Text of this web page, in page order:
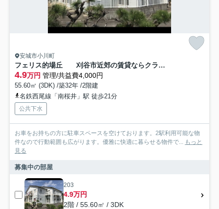
安城市小川町
フェリス的場丘 刈谷市近郊の賃貸ならクラスホーム刈谷店
4.9万円 管理/共益費4,000円
55.60㎡ (3DK) /築32年 /2階建
名鉄西尾線「南桜井」駅 徒歩21分
公共下水
お車をお持ちの方に駐車スペースを空けております。2駅利用可能な物
件なので行動範囲も広がります。優雅に快適に暮らせる物件で...
もっと
見る
募集中の部屋
203
4.9万円
2階 / 55.60㎡ / 3DK